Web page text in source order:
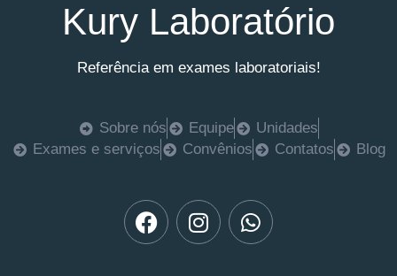
Kury Laboratório
Referência em exames laboratoriais!
Sobre nós Equipe
Unidades
Exames e serviços
Convênios Contatos Blog